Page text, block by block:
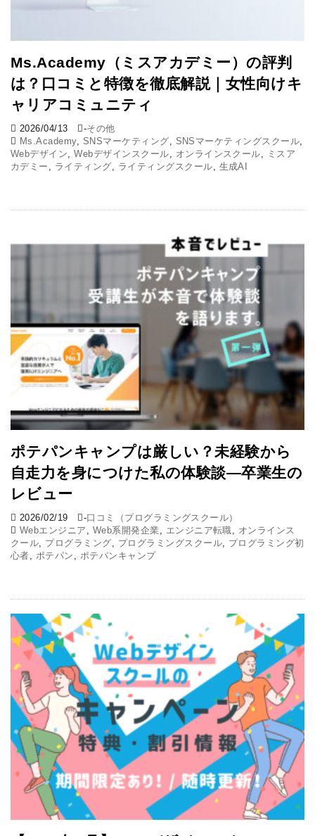
Ms.Academy（ミスアカデミー）の評判
は？口コミと特徴を徹底解説｜女性向けキ
ャリアコミュニティ
2026/04/13 -その他
Ms.Academy, SNSマーケティング SNSマーケティングスクール
Webデザイン ,Webデザインスクール オンラインスクール
ミスア
カデミー
ライティング ライティングスクール 生成AI
ポテパンキャンプは厳しい？未経験から
自走力を身につけた私の体験談―卒業生の
レビュー
2026/02/19 -口コミ（プログラミングスクール）
Webエンジニア , Web系開発企業 , エンジニア転職, オンラインス
クール, プログラミング, プログラミングスクール, プログラミング初
心者, ポテパン , ポテパンキャンプ